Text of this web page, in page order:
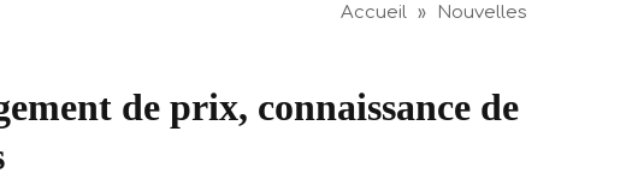
Accueil » Nouvelles
de prix, connaissance de